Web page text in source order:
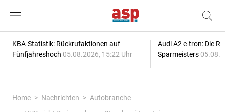
KBA-Statistik: Rückrufaktionen auf
Fünfjahreshoch 05.08.2026, 15:22 Uhr
Audi A2 e-tron: Die
Sparmeisters
Home Nachrichten
Autobranche